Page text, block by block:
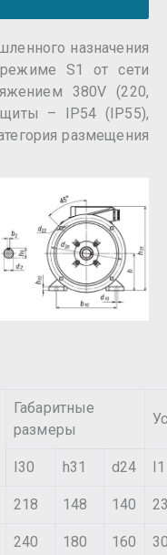
назначения
S1 от сети
380V (220,
– IP54 (IP55),
размещения
Габаритные
размеры
I30 h31 d24 I1
218 148 140
240 180 160